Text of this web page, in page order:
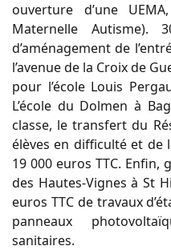
ouverture d’une
Maternelle
d’aménagement de
l’avenue de la Croix de
pour l’école Louis
L’école du Dolmen à
classe, le transfert du
élèves en difficulté et de
19 000 euros TTC. Enfin,
des Hautes-Vignes à St
euros TTC de travaux
panneaux
sanitaires.